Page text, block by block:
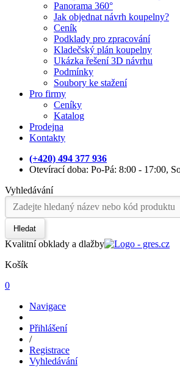
Panorama 360°
Jak objednat návrh koupelny?
Ceník
Podklady pro zpracování
Kladečský plán koupelny
Ukázka řešení 3D návrhu
Podmínky
Soubory ke stažení
Pro firmy
Ceníky
Katalog
Prodejna
Kontakty
(+420) 494 377 936
Otevírací doba: Po-Pá: 8:00 - 17:00,
Vyhledávání
Hledat
Kvalitní obklady a dlažby
Košík
0
Navigace
Přihlášení
/
Registrace
Vyhledávání